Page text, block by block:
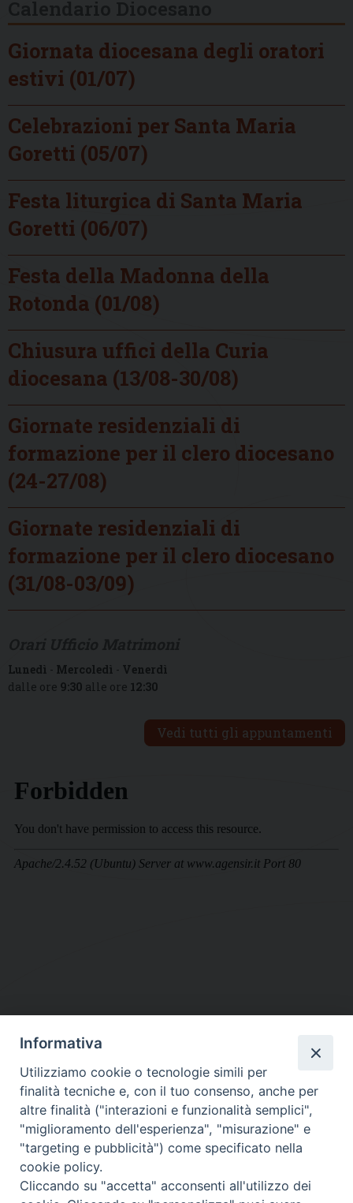
Giornata diocesana degli oratori
estivi (01/07)
Celebrazioni per Santa Maria
Goretti (05/07)
Festa liturgica di Santa Maria
Goretti (06/07)
Festa della Madonna della
Rotonda (01/08)
Chiusura uffici della Curia
diocesana (13/08-30/08)
Giornate residenziali di
formazione per il clero diocesano
(24-27/08)
Giornate residenziali di
formazione per il clero diocesano
(31/08-03/09)
Lunedì - Mercoledì - Venerdì
dalle ore 9:30 alle ore 12:30
Vedi tutti gli appuntamenti
DIOCESI SUBURBICARIA DI ALBANO
Contatti:Tel.: 06.93268401 - Fax.: 06.9323844
E-mail:curia@diocesidialbano.it
Orari: dal Lunedì al Venerdì Ore: 9:00 - 13:00
Lunedì, Mercoledì e Venerdì, Ore 9:30 - 12:30
Informativa
Utilizziamo cookie o tecnologie simili per
finalità tecniche e, con il tuo consenso, anche per
altre finalità ("interazioni e funzionalità semplici",
"miglioramento dell'esperienza", "misurazione" e
"targeting e pubblicità") come specificato nella
cookie policy.
Cliccando su "accetta" acconsenti all'utilizzo dei